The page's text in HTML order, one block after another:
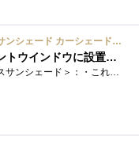
マツダ3フロントガラスサンシェード カーシェード 車用 フロントウィンドウさんしえーど 遮光 断熱 カスタムパーツ 車種専用設計 折り畳み式 取付簡単 収納袋付き
使いだすと必ずフロントウインドウに設置する習慣がつきます
＜マツダ3フロントガラスサンシェード＞：・これまで使用していたサンシェードでも使用できるのですが、車内に蛇腹に畳んだサンシェード は�...